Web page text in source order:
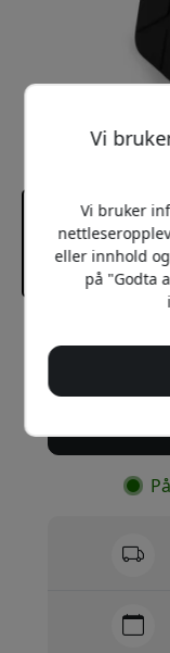
Vi
Vi bruker
eller innhold
på "Godta